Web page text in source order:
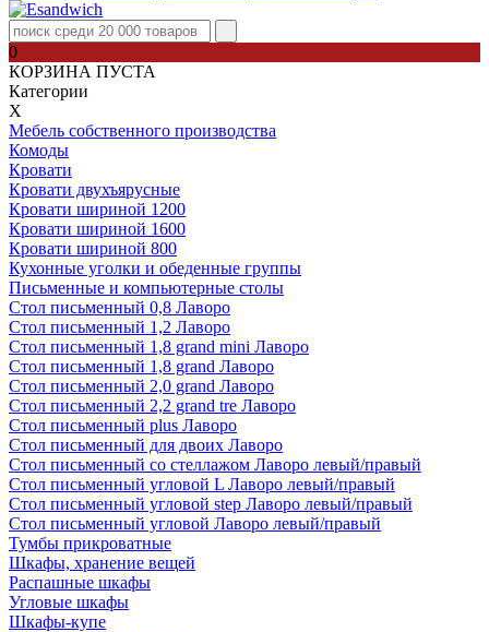
0
КОРЗИНА ПУСТА
Категории
Х
Мебель собственного производства
Комоды
Кровати
Кровати двухъярусные
Кровати шириной 1200
Кровати шириной 1600
Кровати шириной 800
Кухонные уголки и обеденные группы
Письменные и компьютерные столы
Стол письменный 0,8 Лаворо
Стол письменный 1,2 Лаворо
Стол письменный 1,8 grand mini Лаворо
Стол письменный 1,8 grand Лаворо
Стол письменный 2,0 grand Лаворо
Стол письменный 2,2 grand tre Лаворо
Стол письменный plus Лаворо
Стол письменный для двоих Лаворо
Стол письменный со стеллажом Лаворо левый/правый
Стол письменный угловой L Лаворо левый/правый
Стол письменный угловой step Лаворо левый/правый
Стол письменный угловой Лаворо левый/правый
Тумбы прикроватные
Шкафы, хранение вещей
Распашные шкафы
Угловые шкафы
Шкафы-купе